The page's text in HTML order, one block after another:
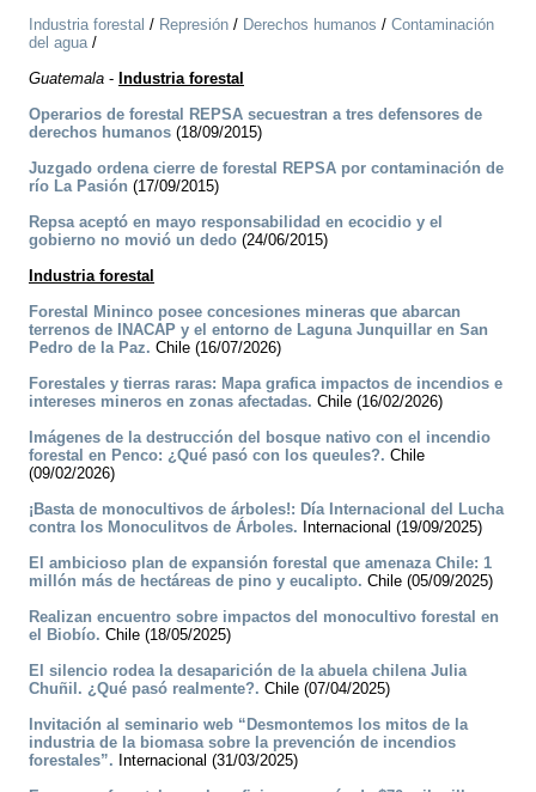
Industria forestal / Represión / Derechos humanos / Contaminación
del agua/
Guatemala - Industria forestal
Operarios de forestal REPSA secuestran a tres defensores de
derechos humanos (18/09/2015)
Juzgado ordena cierre de forestal REPSA por contaminación de
río La Pasión (17/09/2015)
Repsa aceptó en mayo responsabilidad en ecocidio y el
gobierno no movió un dedo (24/06/2015)
Industria forestal
Forestal Mininco posee concesiones mineras que abarcan
terrenos de INACAP y el entorno de Laguna Junquillar en San
Pedro de la Paz. Chile (16/07/2026)
Forestales y tierras raras: Mapa grafica impactos de incendios e
intereses mineros en zonas afectadas. Chile (16/02/2026)
Imágenes de la destrucción del bosque nativo con el incendio
forestal en Penco: ¿Qué pasó con los queules?. Chile
(09/02/2026)
¡Basta de monocultivos de árboles!: Día Internacional del Lucha
contra los Monoculitvos de Árboles. Internacional (19/09/2025)
El ambicioso plan de expansión forestal que amenaza Chile: 1
millón más de hectáreas de pino y eucalipto. Chile (05/09/2025)
Realizan encuentro sobre impactos del monocultivo forestal en
el Biobío. Chile (18/05/2025)
El silencio rodea la desaparición de la abuela chilena Julia
Chuñil. ¿Qué pasó realmente?. Chile (07/04/2025)
Invitación al seminario web “Desmontemos los mitos de la
industria de la biomasa sobre la prevención de incendios
forestales”. Internacional (31/03/2025)